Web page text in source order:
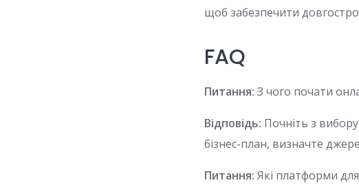
щоб забезпечити
FAQ
Питання: З чого почати
Відповідь: Почніть з
бізнес-план, визначте
Питання: Які платформи